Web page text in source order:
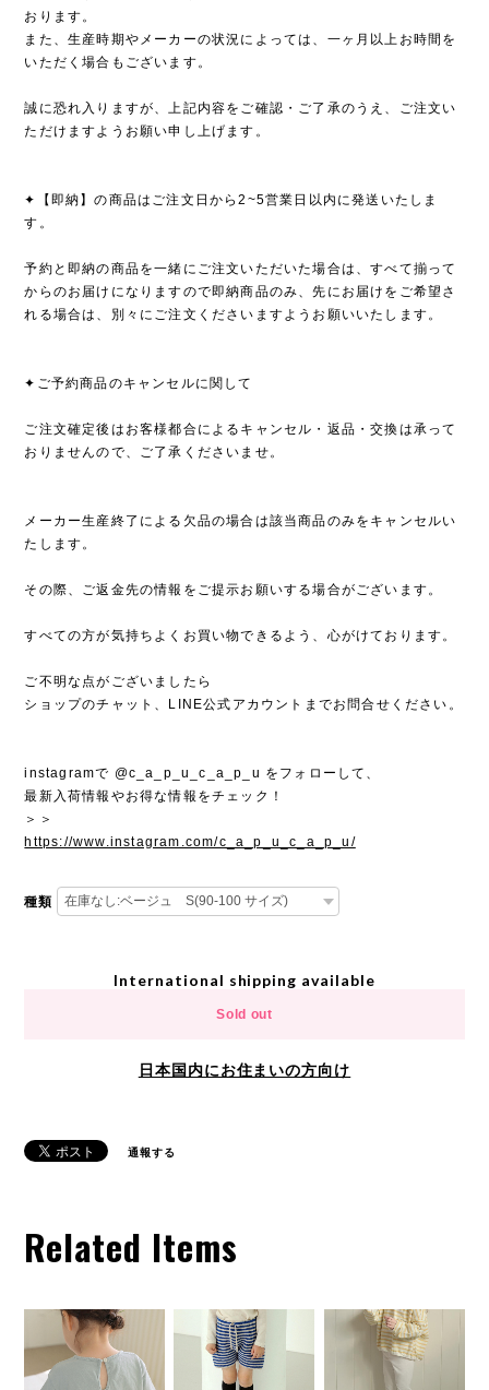
おります。
また、生産時期やメーカーの状況によっては、一ヶ月以上お時間を
いただく場合もございます。
誠に恐れ入りますが、上記内容をご確認・ご了承のうえ、ご注文い
ただけますようお願い申し上げます。
✦【即納】の商品はご注文日から2~5営業日以内に発送いたしま
す。
予約と即納の商品を一緒にご注文いただいた場合は、すべて揃って
からのお届けになりますので即納商品のみ、先にお届けをご希望さ
れる場合は、別々にご注文くださいますようお願いいたします。
✦ご予約商品のキャンセルに関して
ご注文確定後はお客様都合によるキャンセル・返品・交換は承って
おりませんので、ご了承くださいませ。
メーカー生産終了による欠品の場合は該当商品のみをキャンセルい
たします。
その際、ご返金先の情報をご提示お願いする場合がございます。
すべての方が気持ちよくお買い物できるよう、心がけております。
ご不明な点がございましたら
ショップのチャット、LINE公式アカウントまでお問合せください。
instagramで @c_a_p_u_c_a_p_u をフォローして、
最新入荷情報やお得な情報をチェック！
＞＞
https://www.instagram.com/c_a_p_u_c_a_p_u/
種類
International shipping available
Sold out
日本国内にお住まいの方向け
通報する
Related Items